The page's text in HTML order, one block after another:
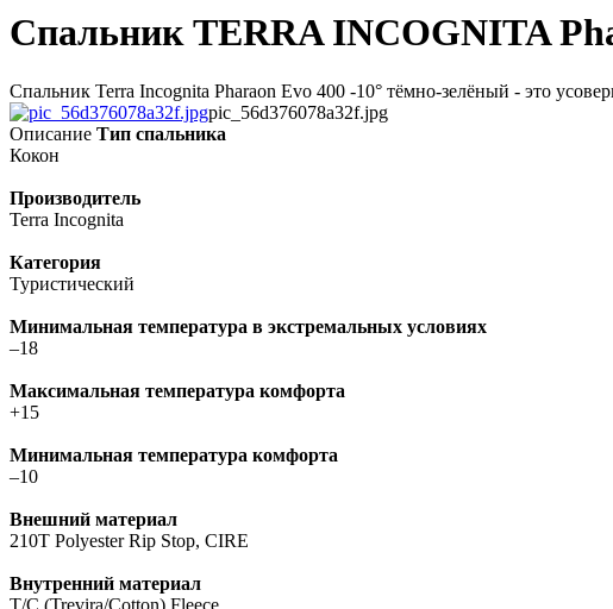
Спальник TERRA INCOGNITA
Спальник Terra Incognita Pharaon Evo 400 -10° тёмно-зелёный - это
pic_56d376078a32f.jpg
Описание Тип спальника
Кокон
Производитель
Terra Incognita
Категория
Туристический
Минимальная температура в экстремальных условиях
–18
Максимальная температура комфорта
+15
Минимальная температура комфорта
–10
Внешний материал
210T Polyester Rip Stop, CIRE
Внутренний материал
T/C (Trevira/Cotton) Fleece